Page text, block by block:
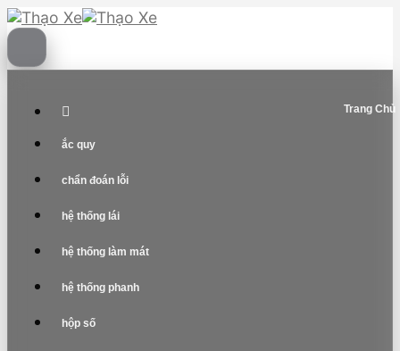
Skip
to
content
Trang Chủ
ắc quy
chẩn đoán lỗi
hệ thống lái
hệ thống làm mát
hệ thống phanh
hộp số